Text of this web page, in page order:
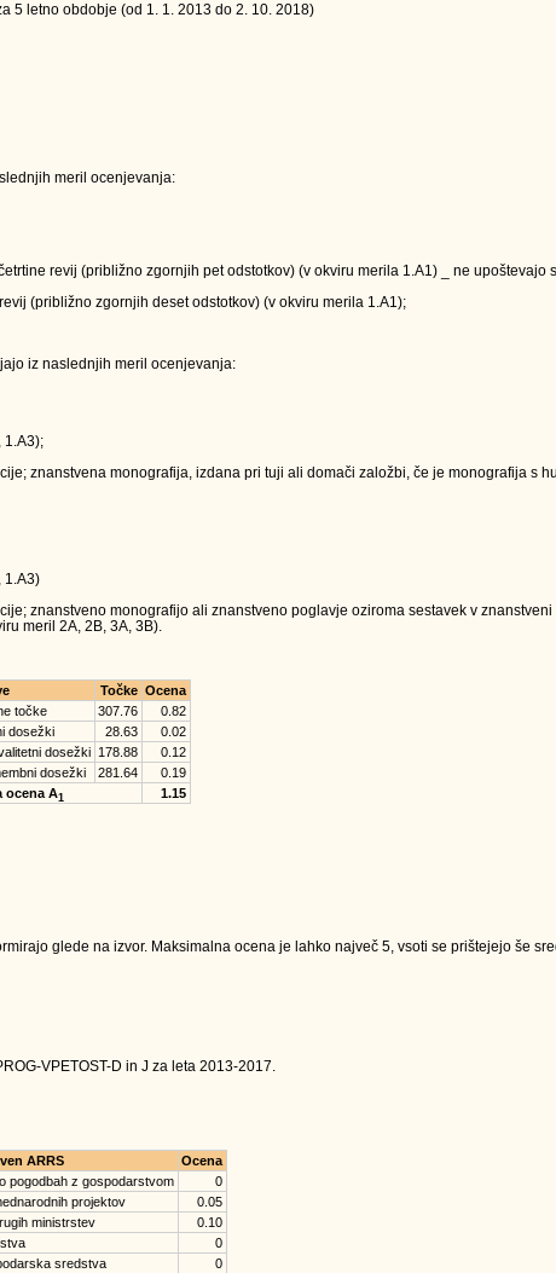
5 letno obdobje (od 1. 1. 2013 do 2. 10. 2018)
meril ocenjevanja:
revij (približno zgornjih pet odstotkov) (v okviru merila 1.A1) _ ne upoštevajo
(približno zgornjih deset odstotkov) (v okviru merila 1.A1);
iz naslednjih meril ocenjevanja:
1.A3);
znanstvena monografija, izdana pri tuji ali domači založbi, če je monografija s
1.A3)
znanstveno monografijo ali znanstveno poglavje oziroma sestavek v
meril 2A, 2B, 3A, 3B).
Točke Ocena
točke
307.76
0.82
dosežki
28.63
0.02
dosežki
178.88
0.12
dosežki 281.64
0.19
ocena A1 1.15
glede na izvor. Maksimalna ocena je lahko največ 5, vsoti se prištejejo še
VPETOST-D in J za leta 2013-2017.
ARRS
Ocena
pogodbah z gospodarstvom
0
projektov
0.05
ministrstev
0.10
0
sredstva 0